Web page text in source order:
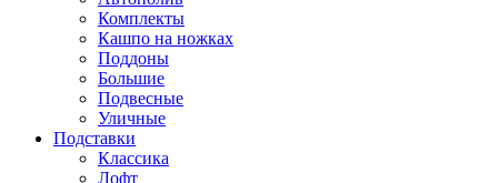
Комплекты
Кашпо на ножках
Поддоны
Большие
Подвесные
Уличные
Подставки
Классика
Лофт